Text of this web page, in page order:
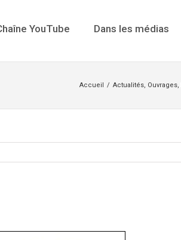
YouTube Dans les médias
Accueil / Actualités, Ouvrages,